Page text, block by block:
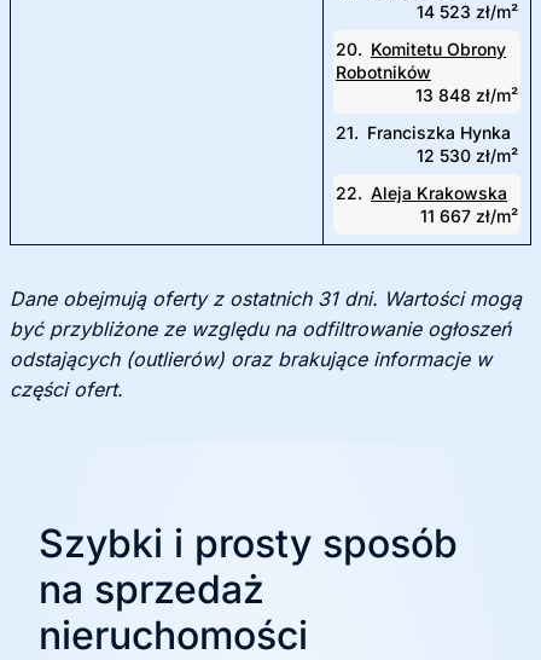
14 523 zł/m²
20. Komitetu Obrony
Robotników
13 848 zł/m²
21. Franciszka Hynka
12 530 zł/m²
22. Aleja Krakowska
11 667 zł/m²
Dane obejmują oferty z ostatnich 31 dni. Wartości mogą
być przybliżone ze względu na odfiltrowanie ogłoszeń
odstających (outlierów) oraz brakujące informacje w
części ofert.
Szybki i prosty sposób
na sprzedaż
nieruchomości